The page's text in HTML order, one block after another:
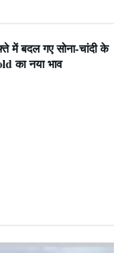
बदल गए सोना-चांदी के
का नया भाव